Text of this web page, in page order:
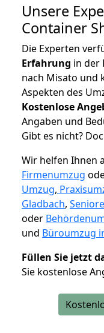
Unsere
Container
Die Experten
Erfahrung in der
nach Misato und
Aspekten des
Kostenlose
Angaben und
Gibt es nicht?
Wir helfen Ihnen
Firmenumzug
Umzug,
Gladbach,
oder
und Büroumzug
Füllen Sie jetzt
Sie kostenlose